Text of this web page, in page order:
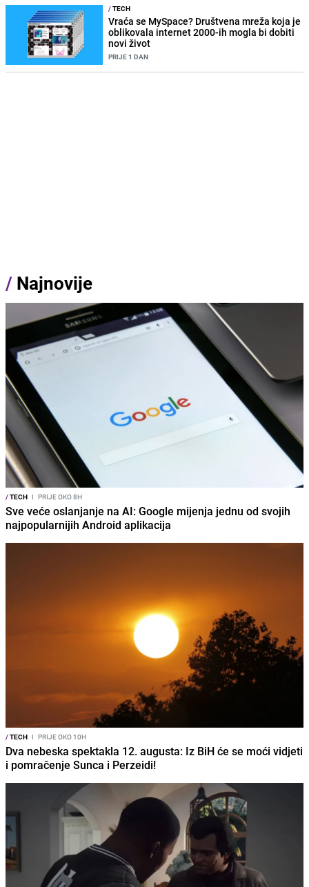
/TECH
Vraća se MySpace? Društvena mreža koja je
oblikovala internet 2000-ih mogla bi dobiti
novi život
PRIJE 1 DAN
/ Najnovije
/TECH I PRIJE OKO 8H
Sve veće oslanjanje na AI: Google mijenja jednu od svojih
najpopularnijih Android aplikacija
/TECH I PRIJE OKO 10H
Dva nebeska spektakla 12. augusta: Iz BiH će se moći vidjeti
i pomračenje Sunca i Perzeidi!